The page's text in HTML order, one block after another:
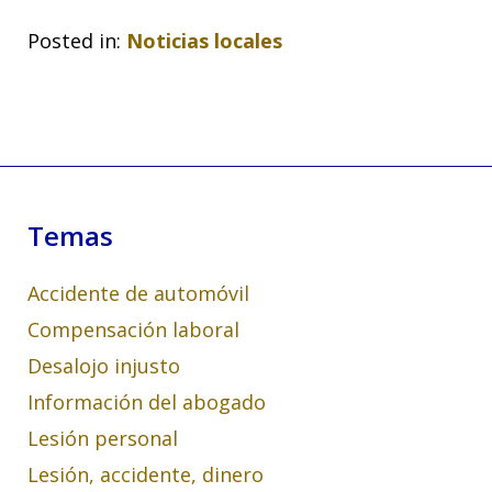
Posted in: Noticias locales
Temas
Accidente de automóvil
Compensación laboral
Desalojo injusto
Información del abogado
Lesión personal
Lesión, accidente, dinero